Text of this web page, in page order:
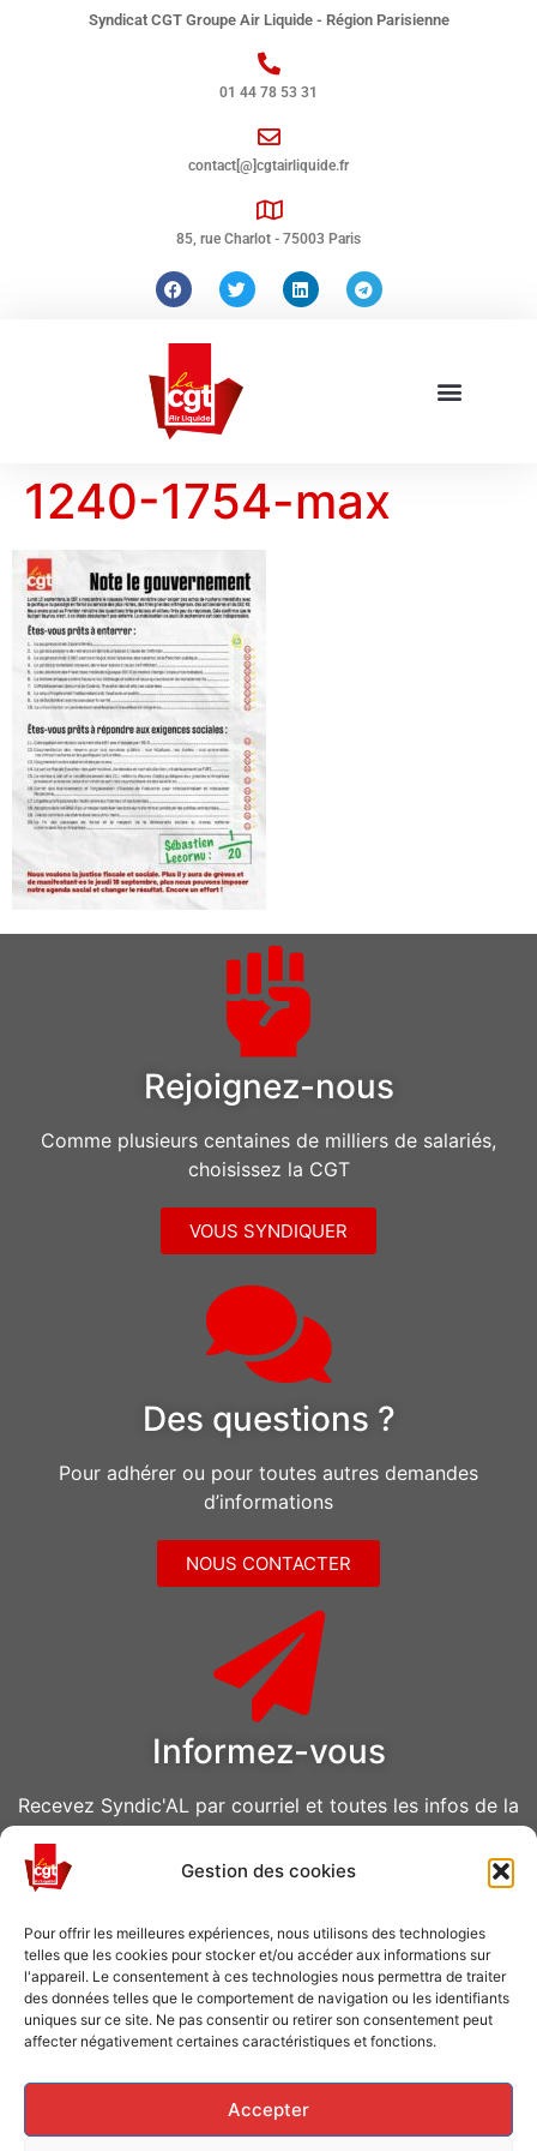
Gestion des cookies
Pour offrir les meilleures expériences, nous utilisons des technologies
telles que les cookies pour stocker et/ou accéder aux informations sur
l'appareil. Le consentement à ces technologies nous permettra de traiter
des données telles que le comportement de navigation ou les identifiants
uniques sur ce site. Ne pas consentir ou retirer son consentement peut
affecter négativement certaines caractéristiques et fonctions.
Accepter
Syndicat CGT Groupe Air Liquide - Région Parisienne
01 44 78 53 31
contact[@]cgtairliquide.fr
85, rue Charlot - 75003 Paris
1240-1754-max
Rejoignez-nous
Comme plusieurs centaines de milliers de salariés,
choisissez la CGT
VOUS SYNDIQUER
Des questions ?
Pour adhérer ou pour toutes autres demandes
d’informations
NOUS CONTACTER
Informez-vous
Recevez Syndic'AL par courriel et toutes les infos de la
Caisse de grève
Soutenir les grévistes en luttes ? Faites un don à la